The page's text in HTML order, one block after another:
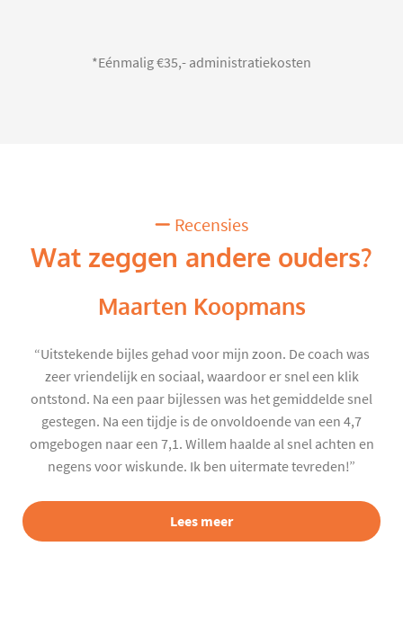
*Eénmalig €35,- administratiekosten
Recensies
Wat zeggen andere ouders?
Maarten Koopmans
“Uitstekende bijles gehad voor mijn zoon. De coach was
zeer vriendelijk en sociaal, waardoor er snel een klik
ontstond. Na een paar bijlessen was het gemiddelde snel
gestegen. Na een tijdje is de onvoldoende van een 4,7
omgebogen naar een 7,1. Willem haalde al snel achten en
negens voor wiskunde. Ik ben uitermate tevreden!”
Lees meer